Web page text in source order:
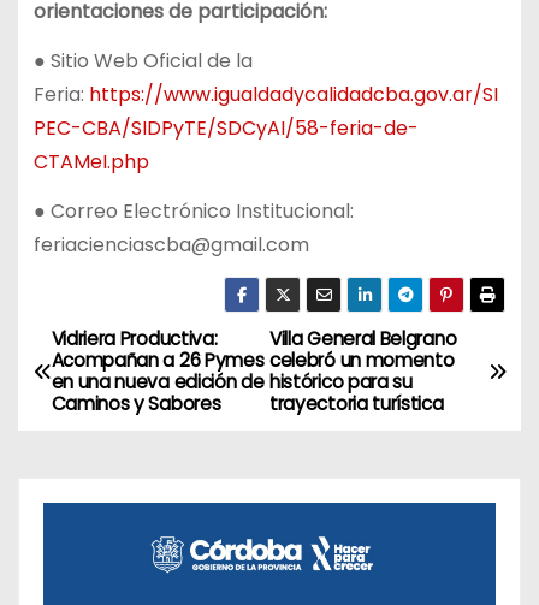
orientaciones de participación:
● Sitio Web Oficial de la
Feria: https://www.igualdadycalidadcba.gov.ar/SI
PEC-CBA/SIDPyTE/SDCyAI/58-feria-de-
CTAMeI.php
● Correo Electrónico Institucional:
feriacienciascba@gmail.com
N
a
e
Villa General Belgrano
celebró un momento
histórico para su
trayectoria turística
Vidriera Productiva:
Acompañan a 26 Pymes
en una nueva edición de
Caminos y Sabores